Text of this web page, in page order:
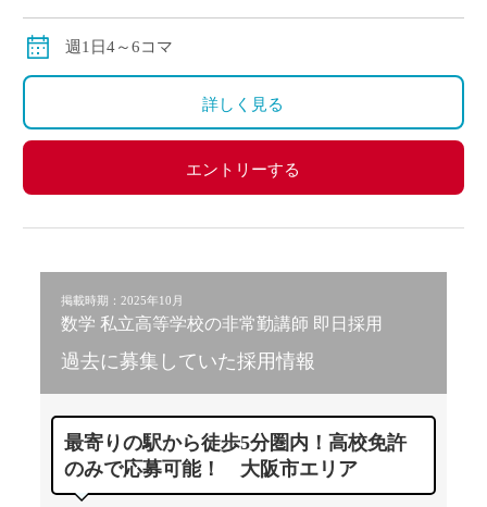
週1日4～6コマ
詳しく見る
エントリーする
掲載時期：2025年10月
数学 私立高等学校の非常勤講師 即日採用
過去に募集していた採用情報
最寄りの駅から徒歩5分圏内！高校免許
のみで応募可能！ 大阪市エリア